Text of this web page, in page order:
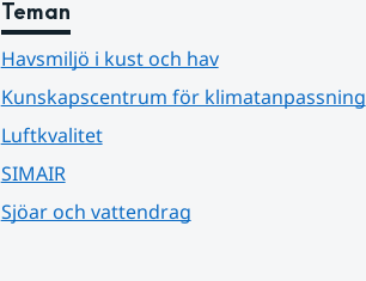
Teman
Havsmiljö i kust och hav
Kunskapscentrum för klimatanpassning
Luftkvalitet
SIMAIR
Sjöar och vattendrag